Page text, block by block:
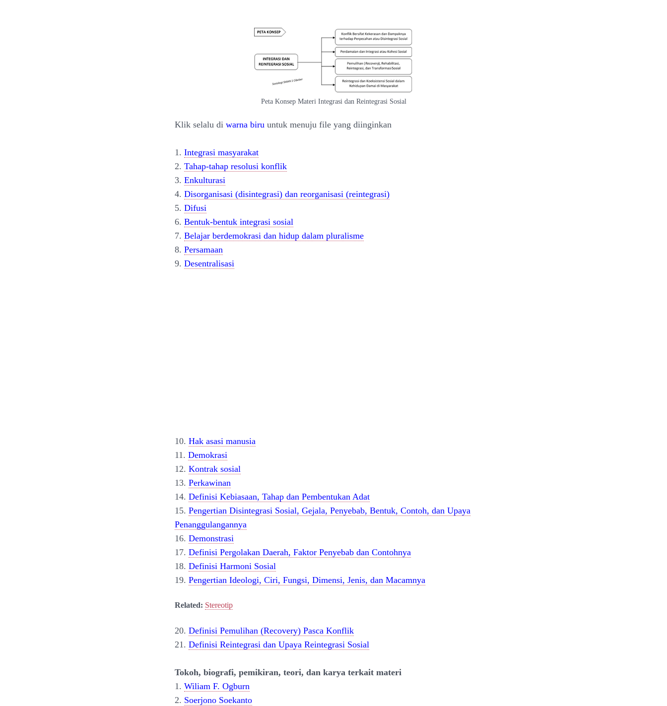
Peta Konsep Materi Integrasi dan Reintegrasi Sosial
Klik selalu di warna biru untuk menuju file yang diinginkan
1. Integrasi masyarakat
2. Tahap-tahap resolusi konflik
3. Enkulturasi
4. Disorganisasi (disintegrasi) dan reorganisasi (reintegrasi)
5. Difusi
6. Bentuk-bentuk integrasi sosial
7. Belajar berdemokrasi dan hidup dalam pluralisme
8. Persamaan
9. Desentralisasi
10. Hak asasi manusia
11. Demokrasi
12. Kontrak sosial
13. Perkawinan
14. Definisi Kebiasaan, Tahap dan Pembentukan Adat
15. Pengertian Disintegrasi Sosial, Gejala, Penyebab, Bentuk, Contoh, dan Upaya
Penanggulangannya
16. Demonstrasi
17. Definisi Pergolakan Daerah, Faktor Penyebab dan Contohnya
18. Definisi Harmoni Sosial
19. Pengertian Ideologi, Ciri, Fungsi, Dimensi, Jenis, dan Macamnya
Related: Stereotip
20. Definisi Pemulihan (Recovery) Pasca Konflik
21. Definisi Reintegrasi dan Upaya Reintegrasi Sosial
Tokoh, biografi, pemikiran, teori, dan karya terkait materi
1. Wiliam F. Ogburn
2. Soerjono Soekanto